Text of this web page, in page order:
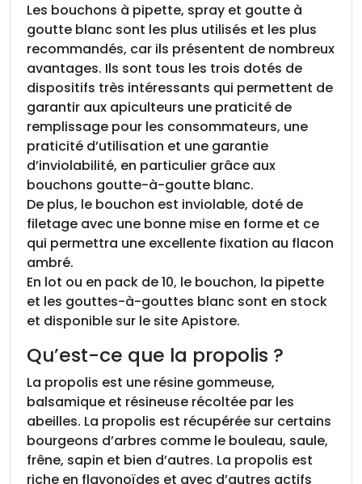
Les bouchons à pipette, spray et goutte à
goutte blanc sont les plus utilisés et les plus
recommandés, car ils présentent de nombreux
avantages. Ils sont tous les trois dotés de
dispositifs très intéressants qui permettent de
garantir aux apiculteurs une praticité de
remplissage pour les consommateurs, une
praticité d’utilisation et une garantie
d’inviolabilité, en particulier grâce aux
bouchons goutte-à-goutte blanc.
De plus, le bouchon est inviolable, doté de
filetage avec une bonne mise en forme et ce
qui permettra une excellente fixation au flacon
ambré.
En lot ou en pack de 10, le bouchon, la pipette
et les gouttes-à-gouttes blanc sont en stock
et disponible sur le site Apistore.
Qu’est-ce que la propolis ?
La propolis est une résine gommeuse,
balsamique et résineuse récoltée par les
abeilles. La propolis est récupérée sur certains
bourgeons d’arbres comme le bouleau, saule,
frêne, sapin et bien d’autres. La propolis est
riche en flavonoïdes et avec d’autres actifs